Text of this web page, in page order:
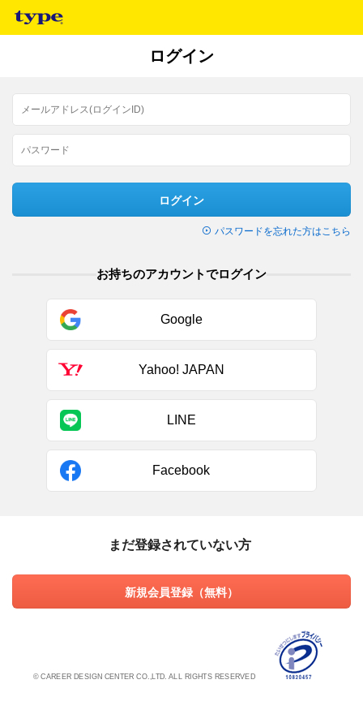
ログイン
ログイン
パスワードを忘れた方はこちら
お持ちのアカウントでログイン
Google
Yahoo! JAPAN
LINE
Facebook
まだ登録されていない方
新規会員登録（無料）
© CAREER DESIGN CENTER CO.,LTD. ALL RIGHTS RESERVED